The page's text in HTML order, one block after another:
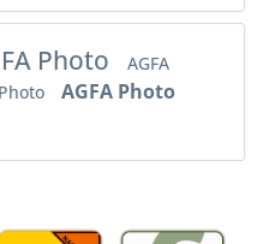
Photo
AGFA
AGFA Photo